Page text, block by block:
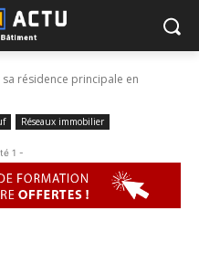
sa résidence principale en
Réseaux immobilier
1 -